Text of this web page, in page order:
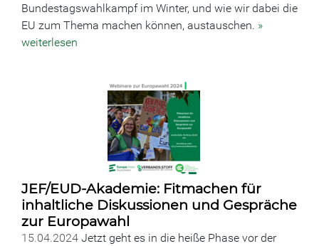
Bundestagswahlkampf im Winter, und wie wir dabei die
EU zum Thema machen können, austauschen. »
weiterlesen
JEF/EUD-Akademie: Fitmachen für
inhaltliche Diskussionen und Gespräche
zur Europawahl
15.04.2024 Jetzt geht es in die heiße Phase vor der